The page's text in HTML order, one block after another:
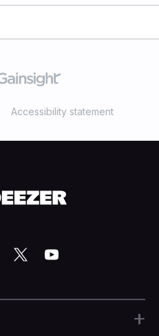
Accessibility statement
+